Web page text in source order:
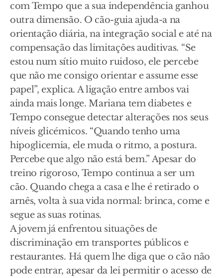
com Tempo que a sua independência ganhou
outra dimensão. O cão-guia ajuda-a na
orientação diária, na integração social e até na
compensação das limitações auditivas. “Se
estou num sítio muito ruidoso, ele percebe
que não me consigo orientar e assume esse
papel”, explica. A ligação entre ambos vai
ainda mais longe. Mariana tem diabetes e
Tempo consegue detectar alterações nos seus
níveis glicémicos. “Quando tenho uma
hipoglicemia, ele muda o ritmo, a postura.
Percebe que algo não está bem.” Apesar do
treino rigoroso, Tempo continua a ser um
cão. Quando chega a casa e lhe é retirado o
arnês, volta à sua vida normal: brinca, come e
segue as suas rotinas.
A jovem já enfrentou situações de
discriminação em transportes públicos e
restaurantes. Há quem lhe diga que o cão não
pode entrar, apesar da lei permitir o acesso de